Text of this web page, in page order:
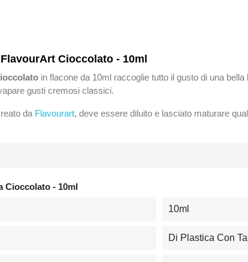
Cioccolato - 10ml
in flacone da 10ml raccoglie tutto il gusto di una
gusti cremosi classici.
da Flavourart, deve essere diluito e lasciato maturare
Cioccolato - 10ml
10ml
Di Plastica Con